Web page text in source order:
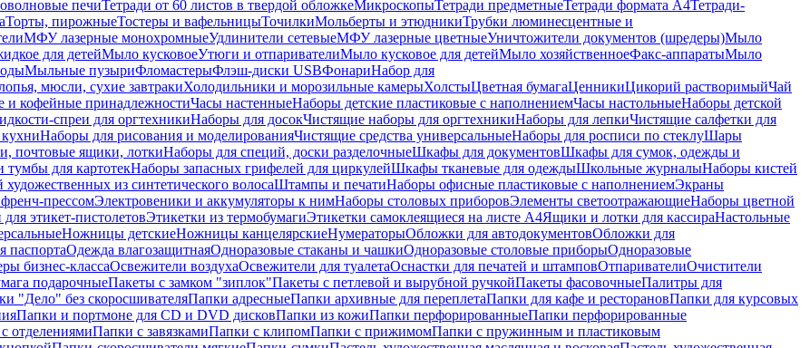
печиТетради от 60 листов в твердой обложкеМикроскопыТетради предметныеТетради формата А4Тетради-
Торты, пирожныеТостеры и вафельницыТочилкиМольберты и этюдникиТрубки люминесцентные и
МФУ лазерные монохромныеУдлинители сетевыеМФУ лазерные цветныеУничтожители документов (шредеры)Мыло
для детейМыло кусковоеУтюги и отпаривателиМыло кусковое для детейМыло хозяйственноеФакс-аппаратыМыло
Мыльные пузыриФломастерыФлэш-диски USBФонариНабор для
мюсли, сухие завтракиХолодильники и морозильные камерыХолстыЦветная бумагаЦенникиЦикорий растворимыйЧай
и кофейные принадлежностиЧасы настенныеНаборы детские пластиковые с наполнениемЧасы настольныеНаборы детской
спреи для оргтехникиНаборы для досокЧистящие наборы для оргтехникиНаборы для лепкиЧистящие салфетки для
Наборы для рисования и моделированияЧистящие средства универсальныеНаборы для росписи по стеклуШары
почтовые ящики, лоткиНаборы для специй, доски разделочныеШкафы для документовШкафы для сумок, одежды и
для картотекНаборы запасных грифелей для циркулейШкафы тканевые для одеждыШкольные журналыНаборы кистей
из синтетического волосаШтампы и печатиНаборы офисные пластиковые с наполнениемЭкраны
прессомЭлектровеники и аккумуляторы к нимНаборы столовых приборовЭлементы светоотражающиеНаборы цветной
этикет-пистолетовЭтикетки из термобумагиЭтикетки самоклеящиеся на листе А4Ящики и лотки для кассираНастольные
Ножницы детскиеНожницы канцелярскиеНумераторыОбложки для автодокументовОбложки для
паспортаОдежда влагозащитнаяОдноразовые стаканы и чашкиОдноразовые столовые приборыОдноразовые
бизнес-классаОсвежители воздухаОсвежители для туалетаОснастки для печатей и штамповОтпаривателиОчистители
подарочныеПакеты с замком "зиплок"Пакеты с петлевой и вырубной ручкойПакеты фасовочныеПалитры для
"Дело" без скоросшивателяПапки адресныеПапки архивные для переплетаПапки для кафе и ресторановПапки для курсовых
Папки и портмоне для CD и DVD дисковПапки из кожиПапки перфорированныеПапки перфорированные
отделениямиПапки с завязкамиПапки с клипомПапки с прижимомПапки с пружинным и пластиковым